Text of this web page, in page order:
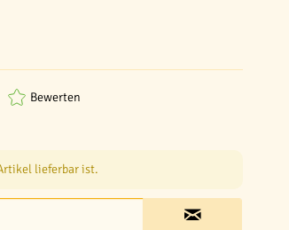
lieferbar ist.
Bewerten